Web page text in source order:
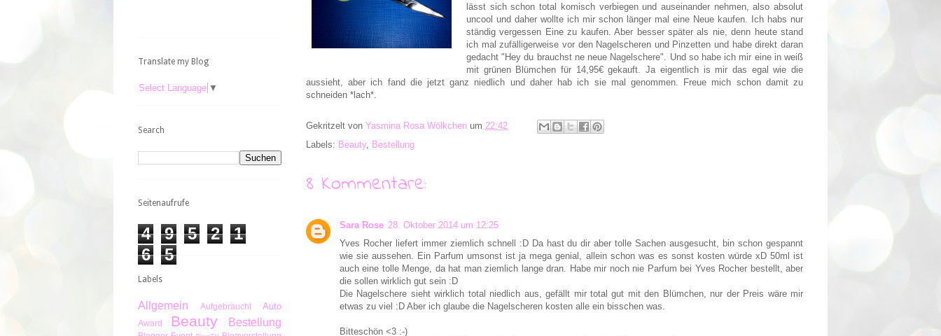
lässt sich schon total komisch verbiegen und auseinander nehmen, also absolut
uncool und daher wollte ich mir schon länger mal eine Neue kaufen. Ich habs nur
ständig vergessen Eine zu kaufen. Aber besser später als nie, denn heute stand
ich mal zufälligerweise vor den Nagelscheren und Pinzetten und habe direkt daran
gedacht "Hey du brauchst ne neue Nagelschere". Und so habe ich mir eine in weiß
mit grünen Blümchen für 14,95€ gekauft. Ja eigentlich is mir das egal wie die
aussieht, aber ich fand die jetzt ganz niedlich und daher hab ich sie mal genommen. Freue mich schon damit zu
schneiden *lach*.
Gekritzelt von Yasmina Rosa Wölkchen um 22:42
Labels: Beauty, Bestellung
8 Kommentare:
Sara Rose 28. Oktober 2014 um 12:25
Yves Rocher liefert immer ziemlich schnell :D Da hast du dir aber tolle Sachen ausgesucht, bin schon gespannt
wie sie aussehen. Ein Parfum umsonst ist ja mega genial, allein schon was es sonst kosten würde xD 50ml ist
auch eine tolle Menge, da hat man ziemlich lange dran. Habe mir noch nie Parfum bei Yves Rocher bestellt, aber
die sollen wirklich gut sein :D
Die Nagelschere sieht wirklich total niedlich aus, gefällt mir total gut mit den Blümchen, nur der Preis wäre mir
etwas zu viel :D Aber ich glaube die Nagelscheren kosten alle ein bisschen was.
Bitteschön <3 :-)
Translate my Blog
Select Language ▼
Search
Seitenaufrufe
4 9 5 2
1
6
5
Labels
Allgemein Aufgebraucht Auto
Award Beauty Bestellung